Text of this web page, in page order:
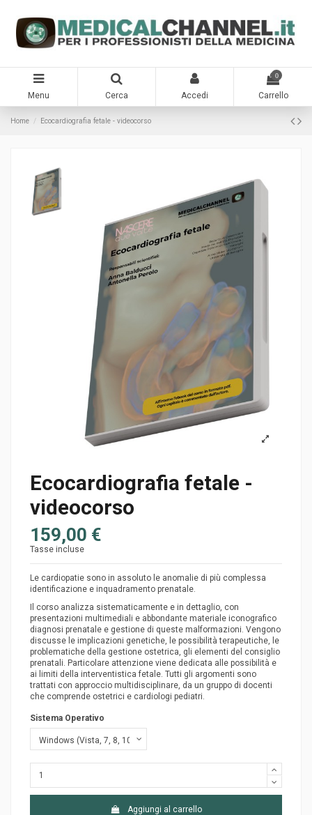
Menu Cerca Accedi
0
Carrello
Home Ecocardiografia fetale - videocorso
Ecocardiografia fetale -
videocorso
159,00 €
Tasse incluse
Le cardiopatie sono in assoluto le anomalie di più complessa
identificazione e inquadramento prenatale.
Il corso analizza sistematicamente e in dettaglio, con
presentazioni multimediali e abbondante materiale iconografico
diagnosi prenatale e gestione di queste malformazioni. Vengono
discusse le implicazioni genetiche, le possibilità terapeutiche, le
problematiche della gestione ostetrica, gli elementi del consiglio
prenatali. Particolare attenzione viene dedicata alle possibilità e
ai limiti della interventistica fetale. Tutti gli argomenti sono
trattati con approccio multidisciplinare, da un gruppo di docenti
che comprende ostetrici e cardiologi pediatri.
Sistema Operativo
Aggiungi al carrello